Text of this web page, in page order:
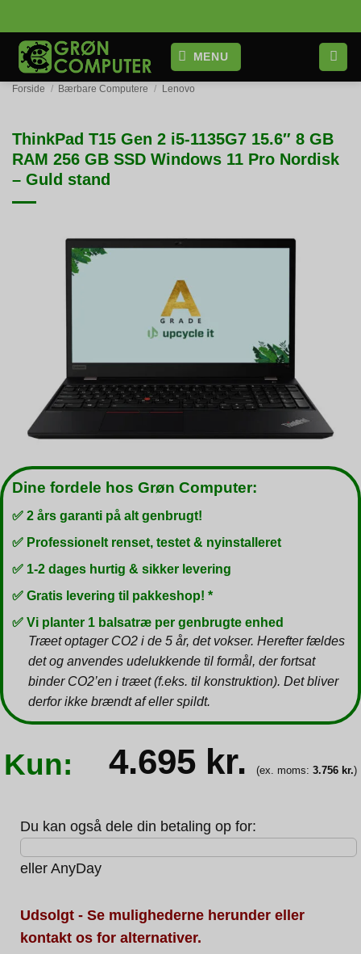
til
indhold
MENU
Forside / Bærbare Computere / Lenovo
ThinkPad T15 Gen 2 i5-1135G7 15.6″ 8 GB
RAM 256 GB SSD Windows 11 Pro Nordisk
– Guld stand
Dine fordele hos Grøn Computer:
✅ 2 års garanti på alt genbrugt!
✅ Professionelt renset, testet & nyinstalleret
✅ 1-2 dages hurtig & sikker levering
✅ Gratis levering til pakkeshop! *
✅ Vi planter 1 balsatræ per genbrugte enhed
Træet optager CO2 i de 5 år, det vokser. Herefter fældes
det og anvendes udelukkende til formål, der fortsat
binder CO2’en i træet (f.eks. til konstruktion). Det bliver
derfor ikke brændt af eller spildt.
Kun: 4.695 kr. (ex. moms: 3.756 kr.)
Du kan også dele din betaling op for:
eller AnyDay
Udsolgt - Se mulighederne herunder eller
kontakt os for alternativer.